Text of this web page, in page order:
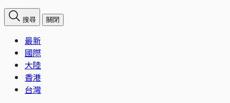
搜尋 關閉
最新
國際
大陸
香港
台灣